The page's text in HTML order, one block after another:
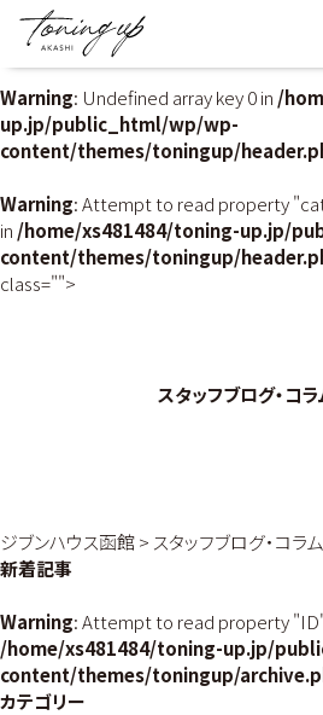
Warning: Undefined array key 0 in /
up.jp/public_html/wp/wp-
content/themes/toningup/
Warning: Attempt to read property
in /home/xs481484/toning-up.jp/
content/themes/toningup/
class="">
スタッフブログ・コラ
ジブンハウス函館> スタッフブログ・コラム
新着記事
Warning: Attempt to read property
/home/xs481484/toning-up.jp/
content/themes/toningup/
カテゴリー